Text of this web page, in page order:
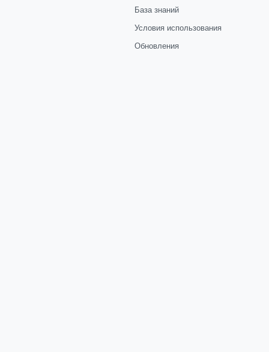
База знаний
Условия использования
Обновления